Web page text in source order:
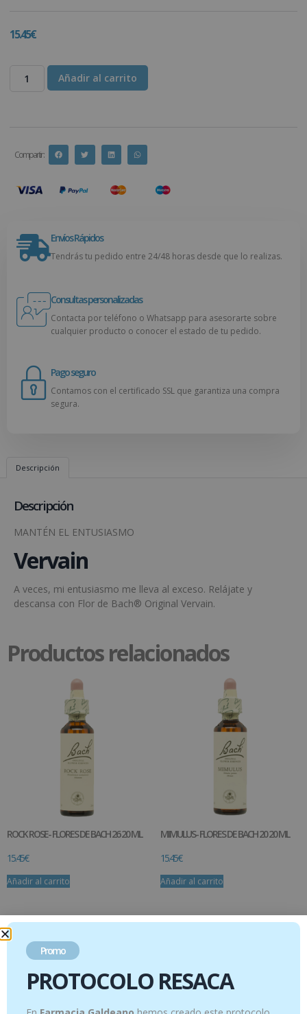
15.45€
Añadir al carrito
Compartir :
Envíos Rápidos
Tendrás tu pedido entre 24/48 horas desde que lo realizas.
Consultas personalizadas
Contacta por teléfono o Whatsapp para asesorarte sobre
cualquier producto o conocer el estado de tu pedido.
Pago seguro
Contamos con el certificado SSL que garantiza una compra
segura.
Descripción
Descripción
MANTÉN EL ENTUSIASMO
Vervain
A veces, mi entusiasmo me lleva al exceso. Relájate y
descansa con Flor de Bach® Original Vervain.
Productos relacionados
ROCK ROSE- FLORES DE BACH 26 20 ML
15.45€
Añadir al carrito
MIMULUS- FLORES DE BACH 20 20 ML
15.45€
Añadir al carrito
Promo
PROTOCOLO RESACA